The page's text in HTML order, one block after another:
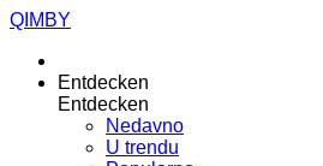
QIMBY
Entdecken
Entdecken
Nedavno
U trendu